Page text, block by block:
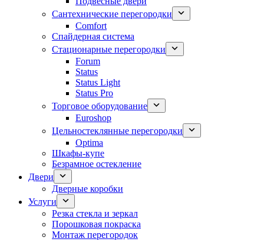
Сантехнические перегородки
Comfort
Спайдерная система
Стационарные перегородки
Forum
Status
Status Light
Status Pro
Торговое оборудование
Euroshop
Цельностеклянные перегородки
Optima
Шкафы-купе
Безрамное остекление
Двери
Дверные коробки
Услуги
Резка стекла и зеркал
Порошковая покраска
Монтаж перегородок